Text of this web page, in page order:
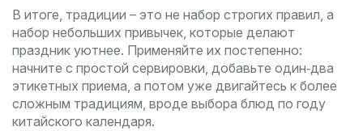
В итоге, традиции – это не набор строгих правил, а
набор небольших привычек, которые делают
праздник уютнее. Применяйте их постепенно:
начните с простой сервировки, добавьте один‑два
этикетных приема, а потом уже двигайтесь к более
сложным традициям, вроде выбора блюд по году
китайского календаря.